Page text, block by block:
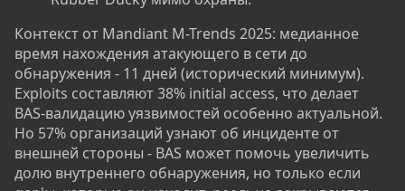
Контекст от Mandiant M-Trends 2025: медианное
время нахождения атакующего в сети до
обнаружения - 11 дней (исторический минимум).
Exploits составляют 38% initial access, что делает
BAS-валидацию уязвимостей особенно актуальной.
Но 57% организаций узнают об инциденте от
внешней стороны - BAS может помочь увеличить
долю внутреннего обнаружения, но только если